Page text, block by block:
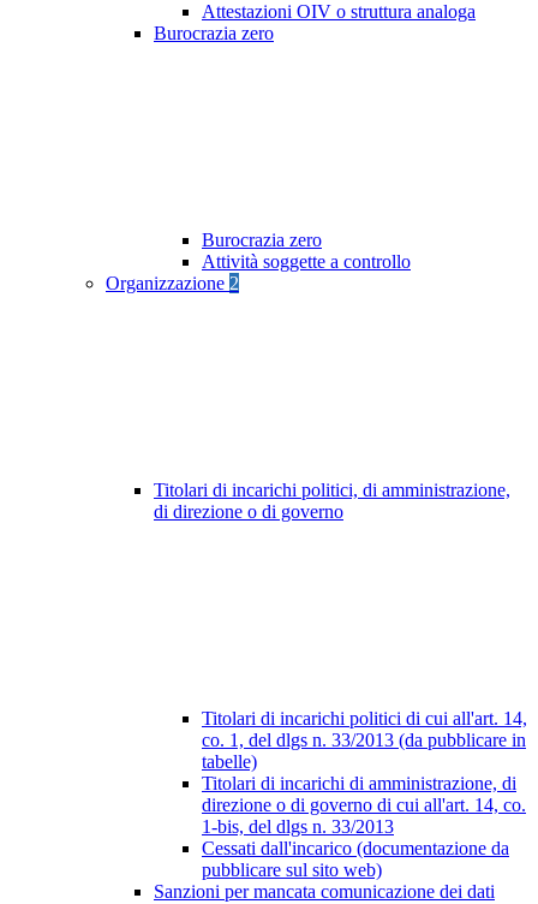
Attestazioni OIV o struttura analoga
Burocrazia zero
Burocrazia zero
Attività soggette a controllo
Organizzazione 2
Titolari di incarichi politici, di amministrazione,
di direzione o di governo
Titolari di incarichi politici di cui all'art. 14,
co. 1, del dlgs n. 33/2013 (da pubblicare in
tabelle)
Titolari di incarichi di amministrazione, di
direzione o di governo di cui all'art. 14, co.
1-bis, del dlgs n. 33/2013
Cessati dall'incarico (documentazione da
pubblicare sul sito web)
Sanzioni per mancata comunicazione dei dati